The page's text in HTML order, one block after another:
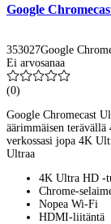
Google
353027Google
Ei arvosanaa
(0)
Google Chromecast
äärimmäisen
verkossasi jopa 4K
Ultraa
4K Ultra HD -
Chrome-
Nopea Wi-Fi
HDMI-liitäntä